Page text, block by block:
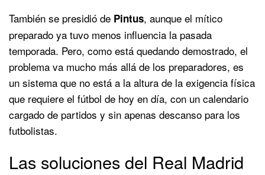
También se presidió de Pintus, aunque el mítico
preparado ya tuvo menos influencia la pasada
temporada. Pero, como está quedando demostrado, el
problema va mucho más allá de los preparadores, es
un sistema que no está a la altura de la exigencia física
que requiere el fútbol de hoy en día, con un calendario
cargado de partidos y sin apenas descanso para los
futbolistas.
Las soluciones del Real Madrid